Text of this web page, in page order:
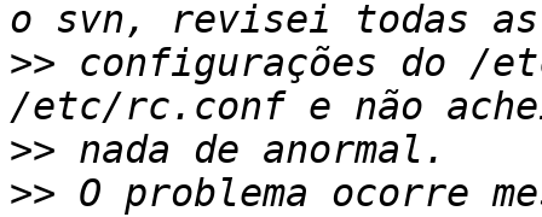
>> configurações do /
>>
>> O problema ocorre